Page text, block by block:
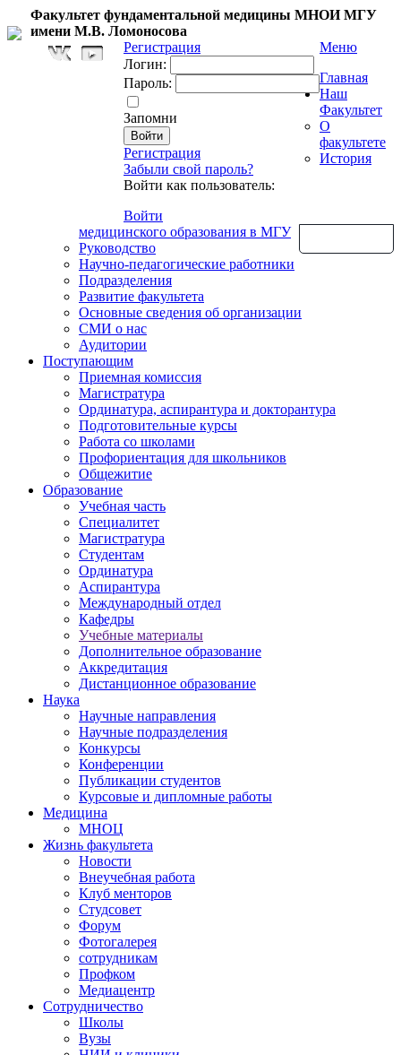
Факультет фундаментальной медицины МНОИ МГУ
имени М.В. Ломоносова
Регистрация
Логин:
Пароль:
Запомни
Регистрация
Забыли свой пароль?
Войти как пользователь:
Войти
Меню
Главная
Наш
Факультет
О
факультете
История
медицинского образования в МГУ
Руководство
Научно-педагогические работники
Подразделения
Развитие факультета
Основные сведения об организации
СМИ о нас
Аудитории
Поступающим
Приемная комиссия
Магистратура
Ординатура, аспирантура и докторантура
Подготовительные курсы
Работа со школами
Профориентация для школьников
Общежитие
Образование
Учебная часть
Специалитет
Магистратура
Студентам
Ординатура
Аспирантура
Международный отдел
Кафедры
Учебные материалы
Дополнительное образование
Аккредитация
Дистанционное образование
Наука
Научные направления
Научные подразделения
Конкурсы
Конференции
Публикации студентов
Курсовые и дипломные работы
Медицина
МНОЦ
Жизнь факультета
Новости
Внеучебная работа
Клуб менторов
Студсовет
Форум
Фотогалерея
сотрудникам
Профком
Медиацентр
Сотрудничество
Школы
Вузы